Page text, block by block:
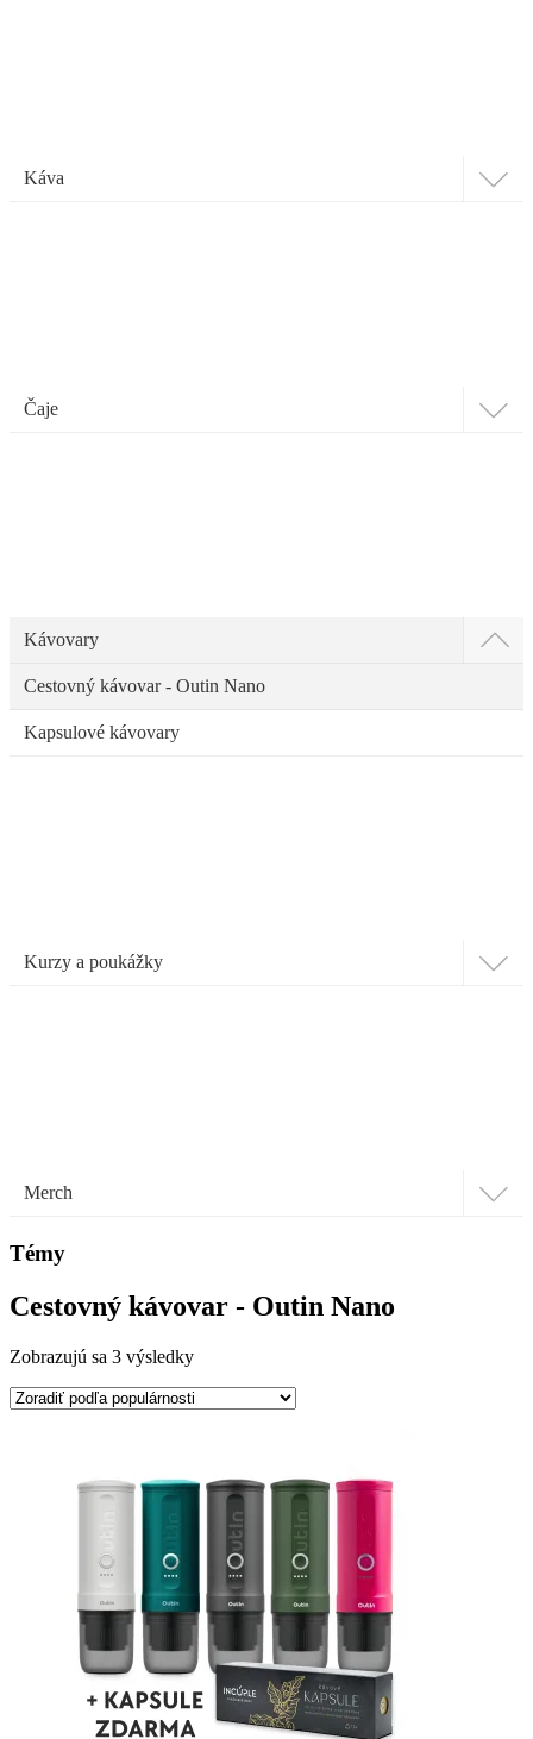
Káva
Čaje
Kávovary
Cestovný kávovar - Outin Nano
Kapsulové kávovary
Kurzy a poukážky
Merch
Témy
Cestovný kávovar - Outin Nano
Zobrazujú sa 3 výsledkyZoradené
popularity